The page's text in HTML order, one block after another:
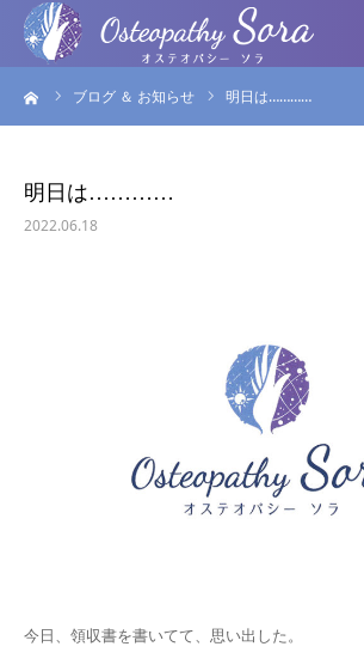
ブログ ＆ お知らせ 明日は…………
明日は…………
2022.06.18
今日、領収書を書いてて、思い出した。
ABOUT
MENU
個人情報保護方針